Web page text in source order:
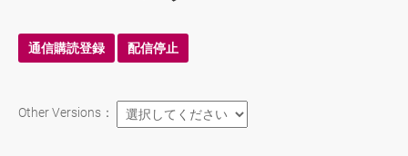
通信購読登録 配信停止
ニュースレターの購読
購読中止
Other Versions：